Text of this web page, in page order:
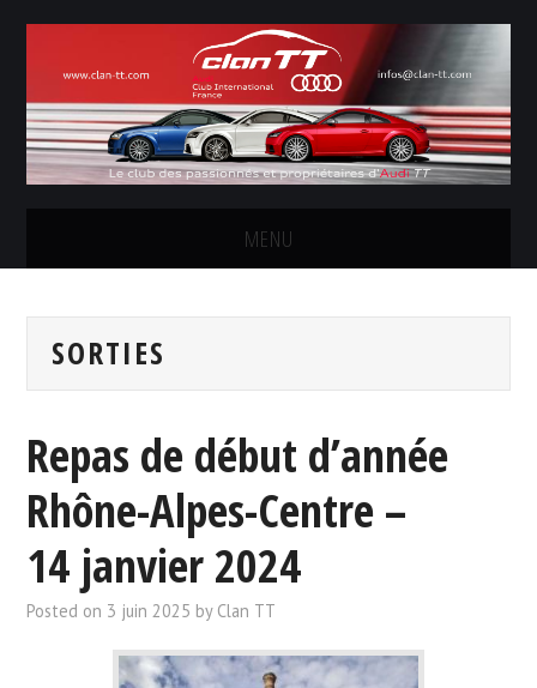
MENU
LES SORTIES
FORUM
NOUS CONTACTER
NEWSLETTER
SORTIES
Repas de début d’année
Rhône-Alpes-Centre –
14 janvier 2024
Posted on 3 juin 2025 by Clan TT